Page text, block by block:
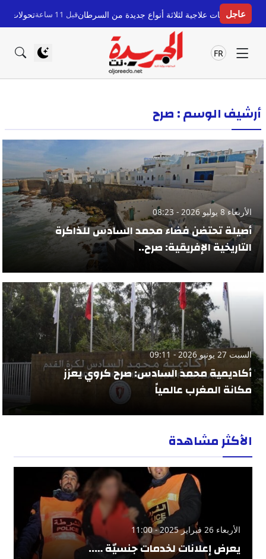
عاجل
علاجية لثلاثة أنواع جديدة من السرطانقبل 11 ساعة تحولات ميزان
FR
أرشيف الوسم : صرح
الأربعاء 8 يوليو 2026 - 08:23
أصيلة تحتضن فضاء محمد السادس للذاكرة
التاريخية الإفريقية: صرح..
السبت 27 يونيو 2026 - 09:11
أكاديمية محمد السادس: صرح كروي يعزز
مكانة المغرب عالمياً
الأكثر مشاهدة
الأربعاء 26 فبراير 2025 - 11:00
يعرض إعلانات لخدمات جنسيّة …..